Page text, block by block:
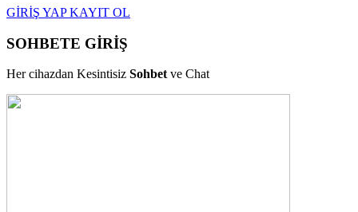
GİRİŞ YAP KAYIT OL
SOHBETE GİRİŞ
Her cihazdan Kesintisiz Sohbetve Chat